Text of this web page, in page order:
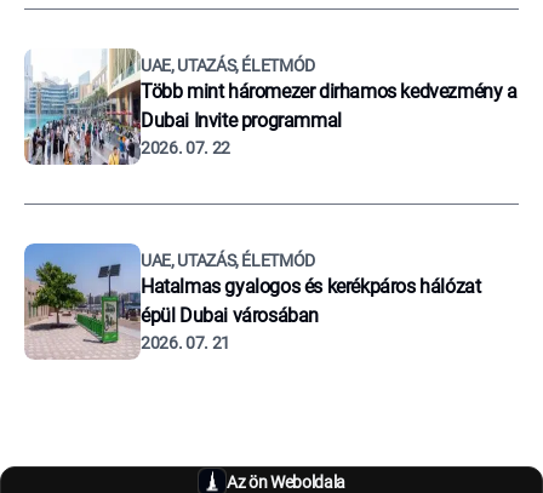
UAE, UTAZÁS, ÉLETMÓD
Több mint háromezer dirhamos kedvezmény a
Dubai Invite programmal
2026. 07. 22
UAE, UTAZÁS, ÉLETMÓD
Hatalmas gyalogos és kerékpáros hálózat
épül Dubai városában
2026. 07. 21
Az ön Weboldala